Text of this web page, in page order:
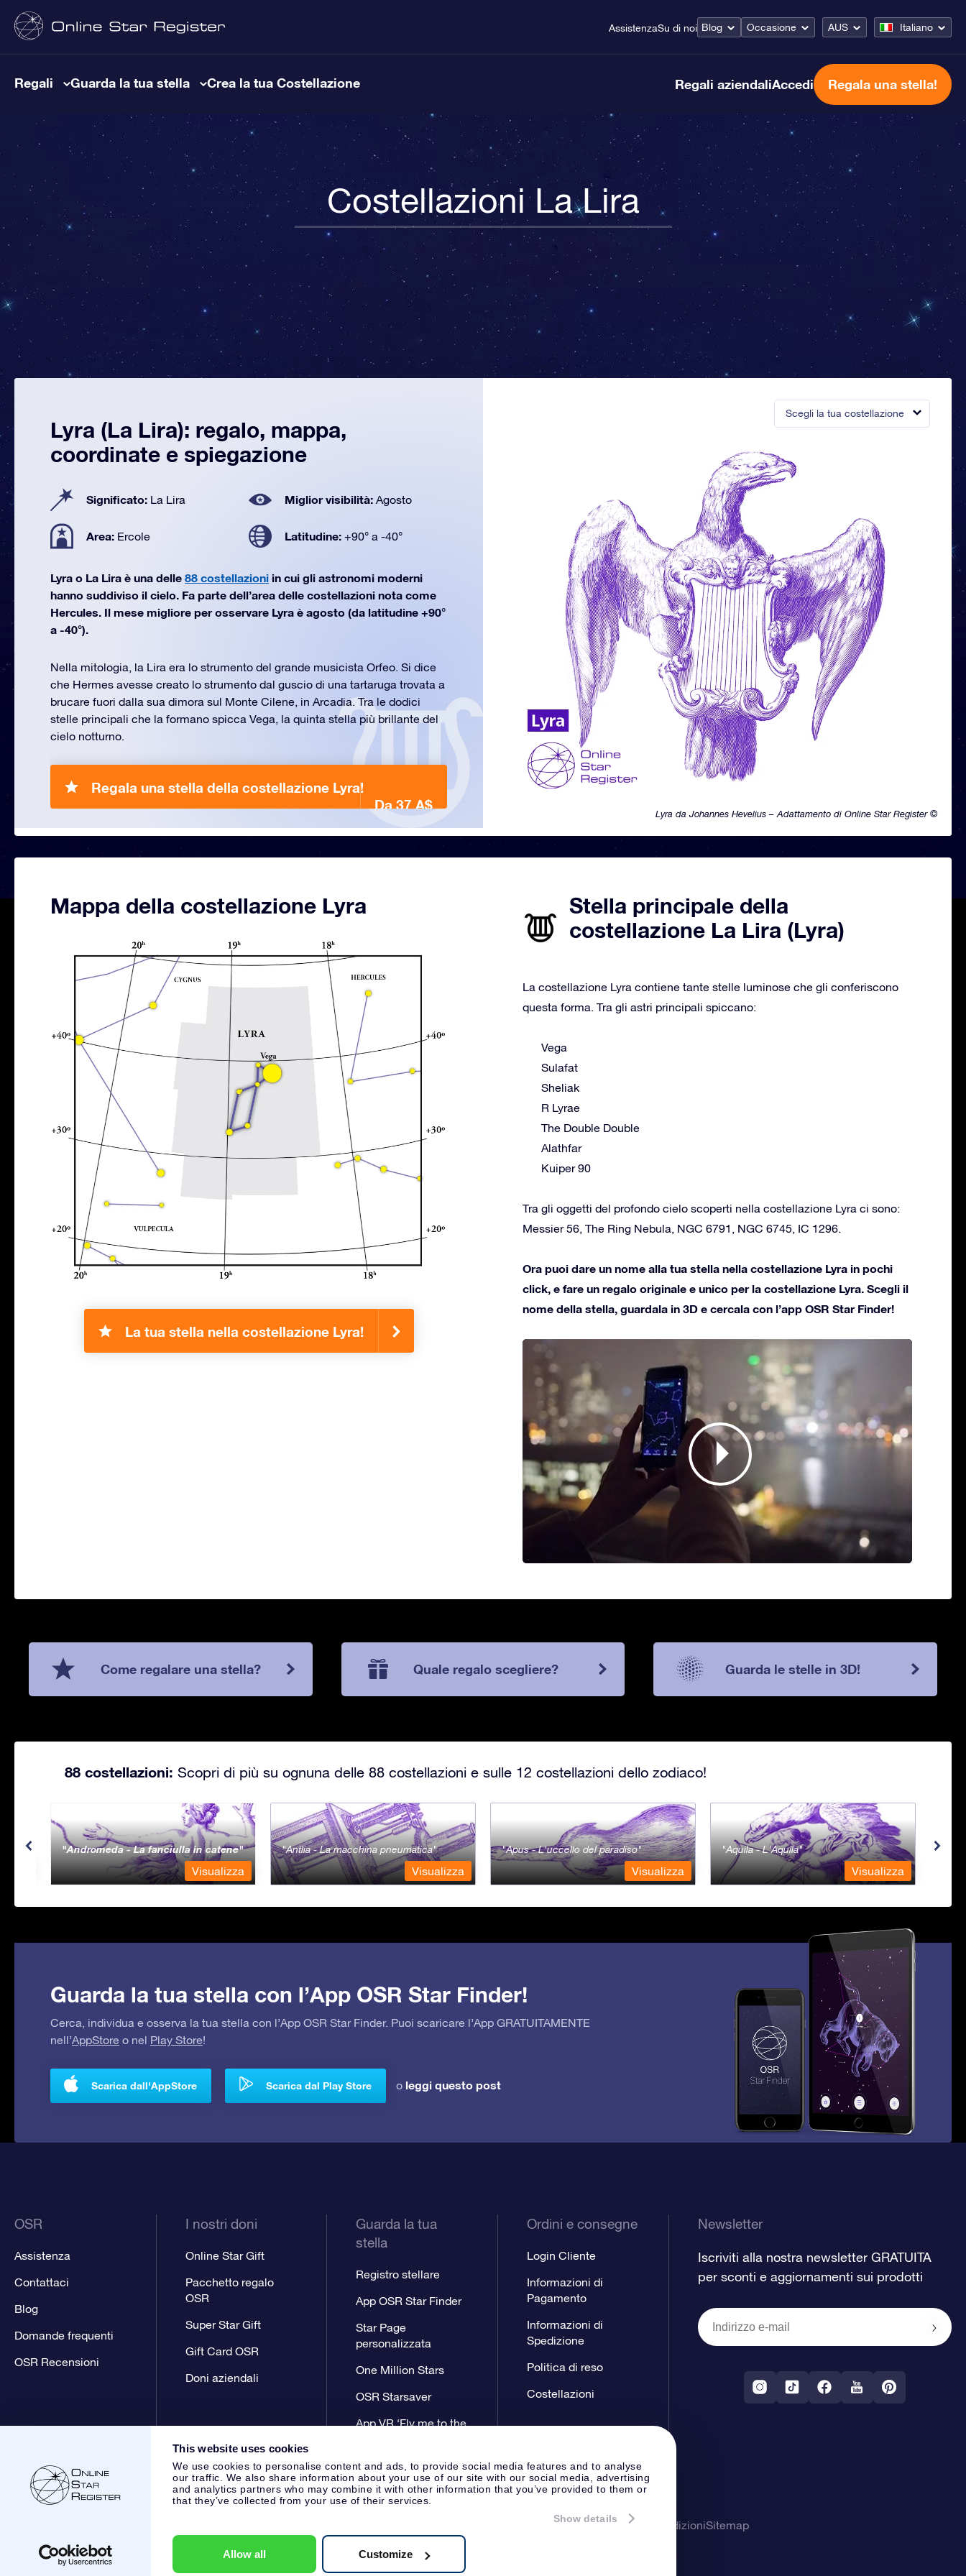
This website uses cookies
We use cookies to personalise content and ads, to provide social media features and to analyse
our traffic. We also share information about your use of our site with our social media, advertising
and analytics partners who may combine it with other information that you’ve provided to them or
that they’ve collected from your use of their services.
Show details
Allow all Customize
AssistenzaSu di noi Blog Occasione AUS Italiano
Regali Guarda la tua stella Crea la tua Costellazione Regali aziendaliAccedi Regala una stella!
Costellazioni La Lira
Scegli la tua costellazione
Lyra da Johannes Hevelius – Adattamento di Online Star Register ©
Lyra (La Lira): regalo, mappa,
coordinate e spiegazione
Significato: La Lira Miglior visibilità: Agosto
Area: Ercole Latitudine: +90° a -40°
Lyra o La Lira è una delle 88 costellazioni in cui gli astronomi moderni
hanno suddiviso il cielo. Fa parte dell’area delle costellazioni nota come
Hercules. Il mese migliore per osservare Lyra è agosto (da latitudine +90°
a -40°).
Nella mitologia, la Lira era lo strumento del grande musicista Orfeo. Si dice
che Hermes avesse creato lo strumento dal guscio di una tartaruga trovata a
brucare fuori dalla sua dimora sul Monte Cilene, in Arcadia. Tra le dodici
stelle principali che la formano spicca Vega, la quinta stella più brillante del
cielo notturno.
Regala una stella della costellazione Lyra!
Da 37 A$
Mappa della costellazione Lyra
La tua stella nella costellazione Lyra!
Stella principale della
costellazione La Lira (Lyra)
La costellazione Lyra contiene tante stelle luminose che gli conferiscono
questa forma. Tra gli astri principali spiccano:
Vega
Sulafat
Sheliak
R Lyrae
The Double Double
Alathfar
Kuiper 90
Tra gli oggetti del profondo cielo scoperti nella costellazione Lyra ci sono:
Messier 56, The Ring Nebula, NGC 6791, NGC 6745, IC 1296.
Ora puoi dare un nome alla tua stella nella costellazione Lyra in pochi
click, e fare un regalo originale e unico per la costellazione Lyra. Scegli il
nome della stella, guardala in 3D e cercala con l’app OSR Star Finder!
Come regalare una stella? Quale regalo scegliere? Guarda le stelle in 3D!
88 costellazioni: Scopri di più su ognuna delle 88 costellazioni e sulle 12 costellazioni dello zodiaco!
Andromeda - La fanciulla in catene
Visualizza
Antlia - La macchina pneumatica
Visualizza
Apus - L'uccello del paradiso
Visualizza
Aquila - L'Aquila
Visualizza
Guarda la tua stella con l’App OSR Star Finder!
Cerca, individua e osserva la tua stella con l’App OSR Star Finder. Puoi scaricare l’App GRATUITAMENTE
nell’AppStore o nel Play Store!
Scarica dall'AppStore Scarica dal Play Store o leggi questo post
OSR
Assistenza
Contattaci
Blog
Domande frequenti
OSR Recensioni
I nostri doni
Online Star Gift
Pacchetto regalo
OSR
Super Star Gift
Gift Card OSR
Doni aziendali
Guarda la tua
stella
Registro stellare
App OSR Star Finder
Star Page
personalizzata
One Million Stars
OSR Starsaver
App VR ‘Fly me to the
Ordini e consegne
Login Cliente
Informazioni di
Pagamento
Informazioni di
Spedizione
Politica di reso
Costellazioni
Newsletter
Iscriviti alla nostra newsletter GRATUITA
per sconti e aggiornamenti sui prodotti
Servizio Clienti:help@osr.org KVK: 60333553, VAT: NL 8538.62.722B01
Pagina StampaPrivacyTermini & CondizioniSitemap